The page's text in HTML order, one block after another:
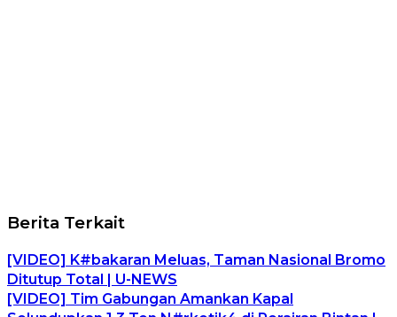
Berita Terkait
[VIDEO] K#bakaran Meluas, Taman Nasional Bromo
Ditutup Total | U-NEWS
[VIDEO] Tim Gabungan Amankan Kapal